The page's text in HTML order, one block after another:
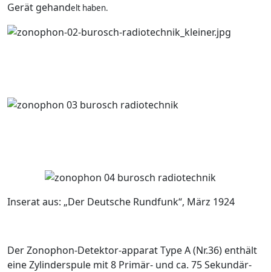
Gerät gehandelt haben.
Inserat aus: „Der Deutsche Rundfunk“, März 1924
Der Zonophon-Detektor-apparat Type A (Nr.36) enthält
eine Zylinderspule mit 8 Primär- und ca. 75 Sekundär-